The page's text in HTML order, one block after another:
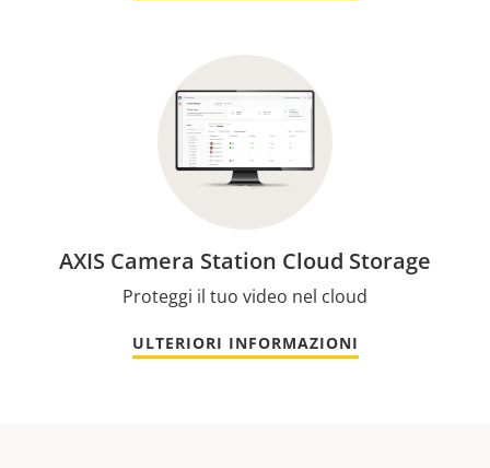
AXIS Camera Station Cloud Storage
Proteggi il tuo video nel cloud
ULTERIORI INFORMAZIONI